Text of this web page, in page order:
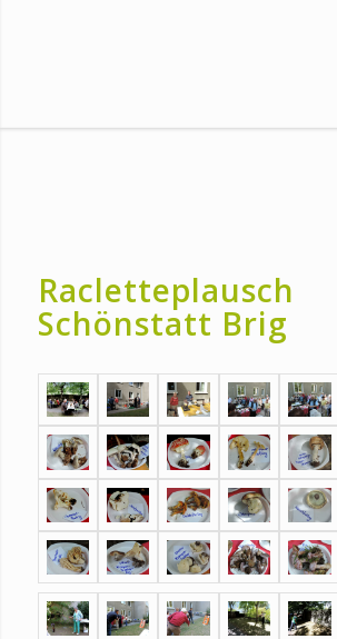
Racletteplausch
Schönstatt Brig